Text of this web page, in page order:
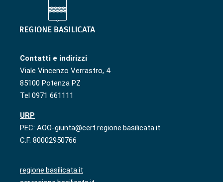
Contatti e indirizzi
Viale Vincenzo Verrastro, 4
85100 Potenza PZ
Tel 0971 661111
URP
PEC: AOO-giunta@cert.regione.basilicata.it
C.F. 80002950766
regione.basilicata.it